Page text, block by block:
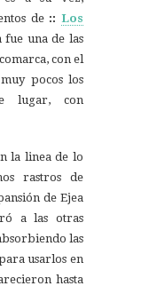
de ::Los
fue una de las
con el
pocos los
lugar, con
la linea de lo
rastros de
de Ejea
a las otras
las
usarlos en
hasta